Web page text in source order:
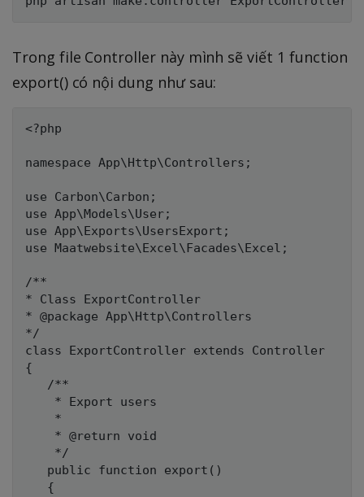
Trong file Controller này mình sẽ viết 1 function
export() có nội dung như sau:
<?php
namespace App\Http\Controllers;
use Carbon\Carbon;
use App\Models\User;
use App\Exports\UsersExport;
use Maatwebsite\Excel\Facades\Excel;
/**
* Class ExportController
* @package App\Http\Controllers
*/
class ExportController extends Controller
{
   /**
    * Export users
    *
    * @return void
    */
   public function export()
   {